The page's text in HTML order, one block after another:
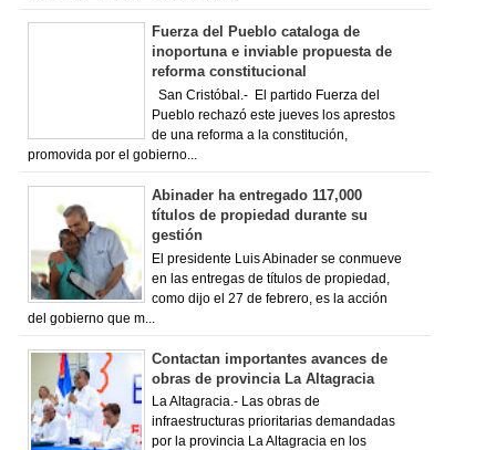
Fuerza del Pueblo cataloga de
inoportuna e inviable propuesta de
reforma constitucional
San Cristóbal.- El partido Fuerza del
Pueblo rechazó este jueves los aprestos
de una reforma a la constitución,
promovida por el gobierno...
Abinader ha entregado 117,000
títulos de propiedad durante su
gestión
El presidente Luis Abinader se conmueve
en las entregas de títulos de propiedad,
como dijo el 27 de febrero, es la acción
del gobierno que m...
Contactan importantes avances de
obras de provincia La Altagracia
La Altagracia.- Las obras de
infraestructuras prioritarias demandadas
por la provincia La Altagracia en los